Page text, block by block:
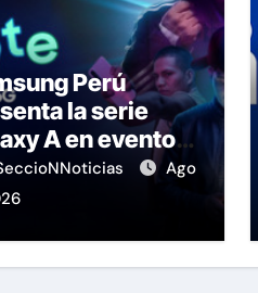
Perú
la serie
A en evento
Pop
Ago